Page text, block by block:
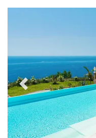
Previous